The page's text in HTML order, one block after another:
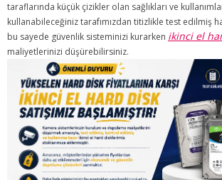
taraflarında küçük çizikler olan sağlıkları ve
kullanabileceğiniz tarafımızdan titizlikle test edilmiş
bu sayede güvenlik sisteminizi kurarken ikinci el
maliyetlerinizi düşürebilirsiniz.